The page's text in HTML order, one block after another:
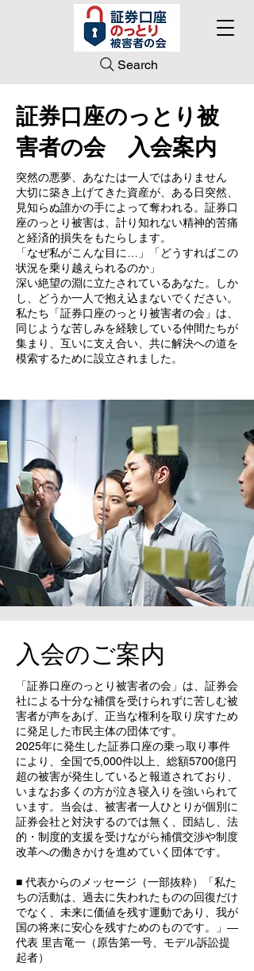
Search
​証券口座のっとり被
害者の会 入会案内
突然の悪夢、あなたは一人ではありません
大切に築き上げてきた資産が、ある日突然、
見知らぬ誰かの手によって奪われる。証券口
座のっとり被害は、計り知れない精神的苦痛
と経済的損失をもたらします。
「なぜ私がこんな目に…」「どうすればこの
状況を乗り越えられるのか」
深い絶望の淵に立たされているあなた。しか
し、どうか一人で抱え込まないでください。
私たち「証券口座のっとり被害者の会」は、
同じような苦しみを経験している仲間たちが
集まり、互いに支え合い、共に解決への道を
模索するために設立されました。
入会のご案内
「証券口座のっとり被害者の会」は、証券会
社による十分な補償を受けられずに苦しむ被
害者が声をあげ、正当な権利を取り戻すため
に発足した市民主体の団体です。
2025年に発生した証券口座の乗っ取り事件
により、全国で5,000件以上、総額5700億円
超の被害が発生していると報道されており、
いまなお多くの方が泣き寝入りを強いられて
います。当会は、被害者一人ひとりが個別に
証券会社と対決するのでは無く、団結し、法
的・制度的支援を受けながら補償交渉や制度
改革への働きかけを進めていく団体です。
■ 代表からのメッセージ（一部抜粋）「私た
ちの活動は、過去に失われたものの回復だけ
でなく、未来に価値を残す運動であり、我が
国の将来に安心を残すためのものです。」―
代表 里吉竜一（原告第一号、モデル訴訟提
起者）